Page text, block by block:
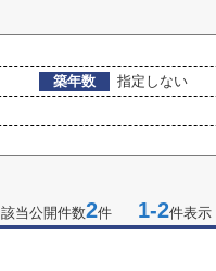
築年数
指定しない
該当公開件数2件 1-2件表示